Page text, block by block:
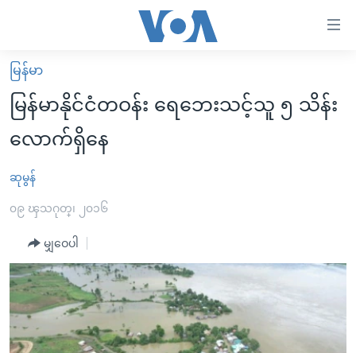
လွယ်ကူ
စေ
များ
ပင်မ
ကျော်
ကြည့်
ရန်
ပင်မ
မူလစာမျက်နှာ
မြန်မာ
ကမ္ဘာ့သတင်းများ
နိုင်ငံတကာ
အစ္စရေး-ပါလက်စတိုင်း
ဗွီဒီယို
သတင်းလွတ်လပ်ခွင့်
အင်္ဂလိပ်စာလေ့လာမယ်
အမေရိကန်သုံးအီဒီယံ
မကြေးမုံရဲ့ အင်္ဂလိပ်စာ
ရုပ်ရှင်ထဲက အင်္ဂလိပ်စာ
အပတ်စဉ်ကဏ္ဍများ
ရေဒီယို
တီဗွီ
ရေဒီယိုနှင့်ရုပ်သံ အချက်အလက်များ
ရေဒီယို/တီဗွီအစီအစဉ်
မြန်မာ
မြန်မာနိုင်ငံတဝန်း ရေဘေးသင့်သူ ၅ သိန်း
လောက်ရှိနေ
ဆုမွန်
၀၉ ၾသဂုတ္၊ ၂၀၁၆
မျှဝေပါ